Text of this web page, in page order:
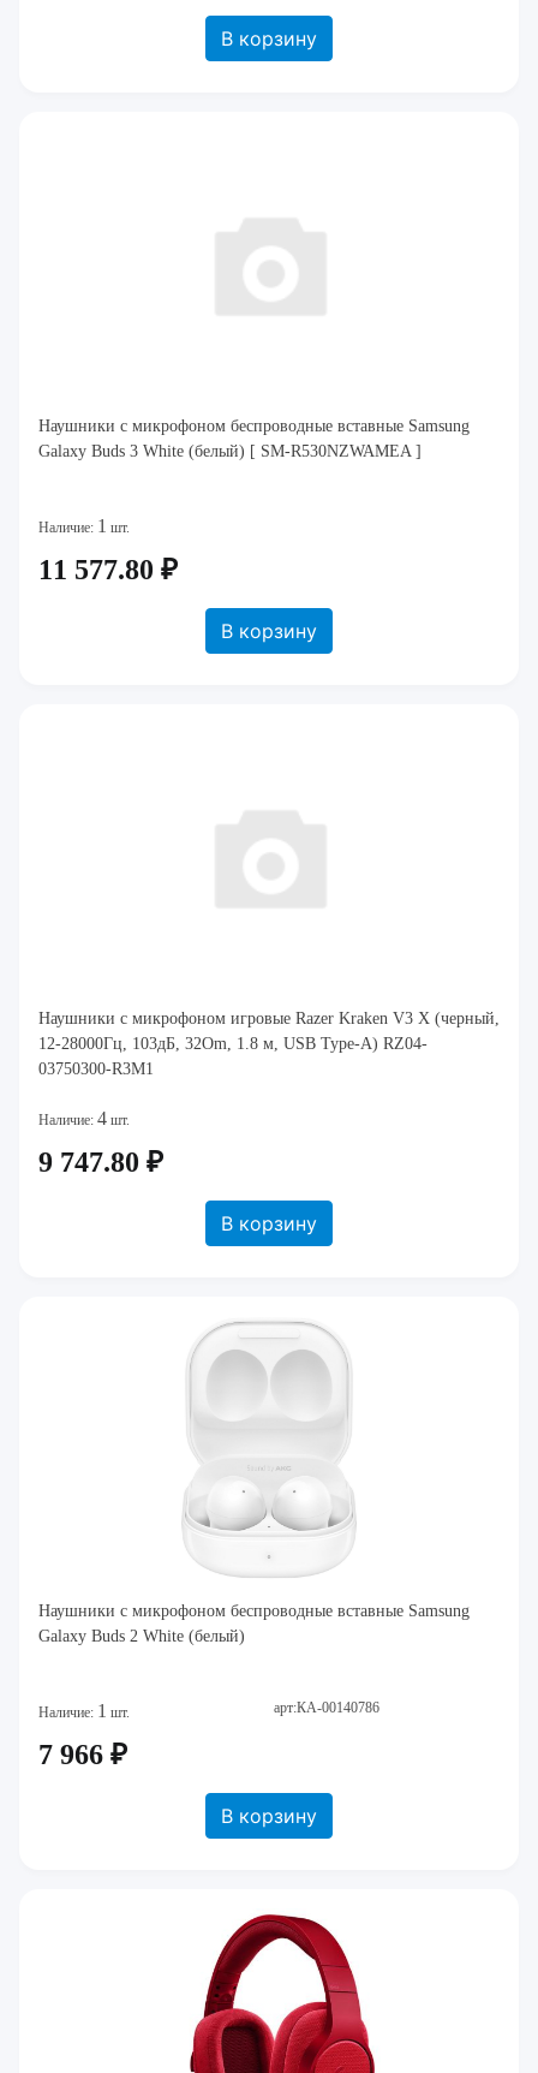
В корзину
Наушники c микрофоном беспроводные вставные Samsung
Galaxy Buds 3 White (белый) [ SM-R530NZWAMEA ]
Наличие: 1 шт.
11 577.80 ₽
В корзину
Наушники с микрофоном игровые Razer Kraken V3 X (черный,
12-28000Гц, 103дБ, 32Om, 1.8 м, USB Type-A) RZ04-
03750300-R3M1
Наличие: 4 шт.
9 747.80 ₽
В корзину
Наушники c микрофоном беспроводные вставные Samsung
Galaxy Buds 2 White (белый)
Наличие: 1 шт. арт:КА-00140786
7 966 ₽
В корзину